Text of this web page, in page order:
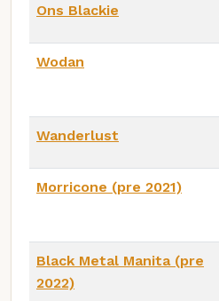
Ons Blackie
Wodan
Wanderlust
Morricone (pre 2021)
Black Metal Manita (pre
2022)